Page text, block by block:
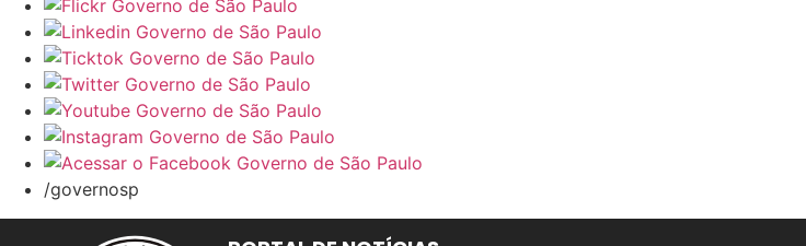
/governosp